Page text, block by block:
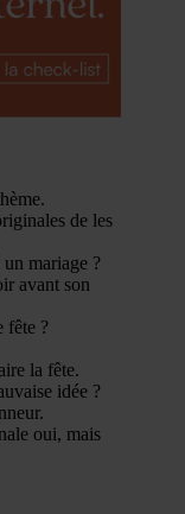
de les
mariage ?
avant son
fête ?
la fête.
idée ?
oui, mais